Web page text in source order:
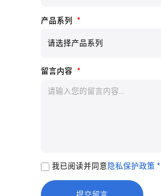
产品系列 *
留言内容 *
我已阅读并同意 隐私保护政策 *